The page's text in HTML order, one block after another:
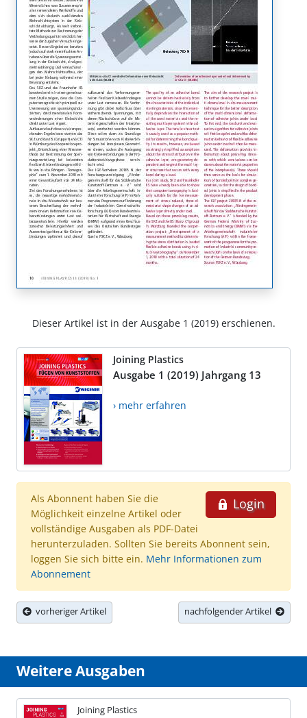
Dieser Artikel ist in der Ausgabe 1 (2019) erschienen.
Joining Plastics
Ausgabe 1 (2019) Jahrgang 13
› mehr erfahren
Login
Als Abonnent haben Sie die
Möglichkeit einzelne Artikel oder
vollständige Ausgaben als PDF-Datei
herunterzuladen. Sollten Sie bereits Abonnent sein,
loggen Sie sich bitte ein. Mehr Informationen zum
Abonnement
vorheriger Artikel nachfolgender Artikel
Weitere Ausgaben
Joining Plastics